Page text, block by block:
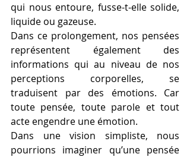
qui nous entoure, fusse-t-elle solide,
liquide ou gazeuse.
Dans ce prolongement, nos pensées
représentent également des
informations qui au niveau de nos
perceptions corporelles, se
traduisent par des émotions. Car
toute pensée, toute parole et tout
acte engendre une émotion.
Dans une vision simpliste, nous
pourrions imaginer qu’une pensée